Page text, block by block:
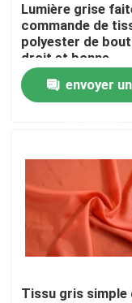
Accueil
Contacts
Produits
Lumière grise
commande de
polyester de bout
droit et bonne
perméabilité à l'air
éléganteenvoyer
Tissu gris simple